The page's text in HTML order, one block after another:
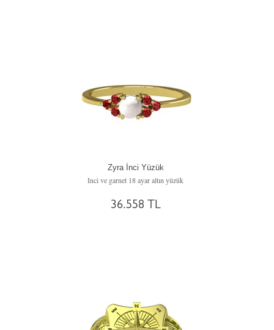
Zyra İnci Yüzük
Inci ve garnet 18 ayar altın yüzük
36.558 TL